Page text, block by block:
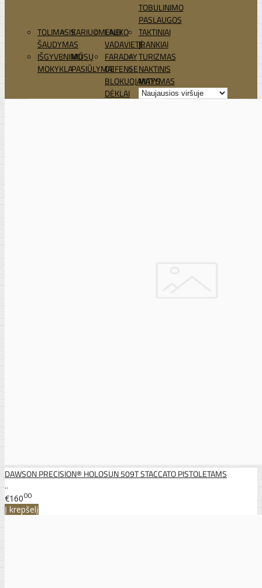
TOBULINIMO
PASLAUGOS
TOLIMASIS
ŠAUDYMAS
KARIUOMENEI
LAUKO
VADAVIETĖ
TAKTINIAI
ĮRANKIAI
IŠGYVENIMO
MOKYKLA
MŪSŲ
PASIŪLYMAI
FARADAY
DEFENSE
BLOKUOJANTYS
DĖKLAI
TURIZMAS
NAKTINIS
MATYMAS
DAWSON PRECISION® HOLOSUN 509T STACCATO PISTOLETAMS
..
€16000
Į krepšelį